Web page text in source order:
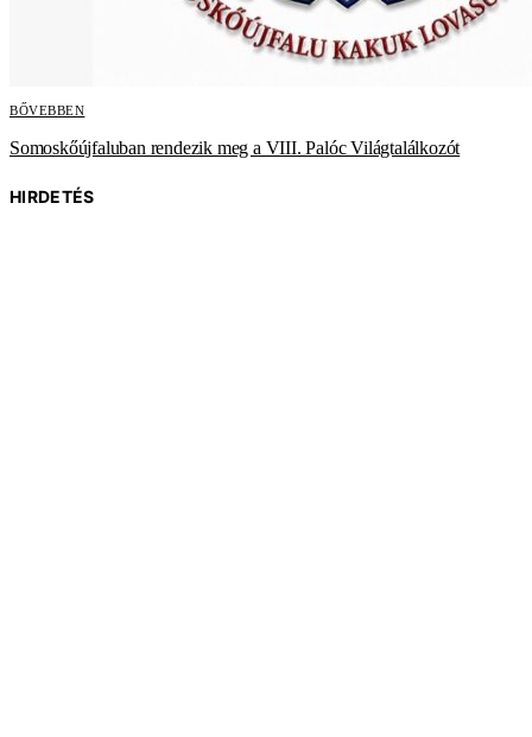
BŐVEBBEN
Somoskőújfaluban rendezik meg a VIII. Palóc Világtalálkozót
HIRDETÉS